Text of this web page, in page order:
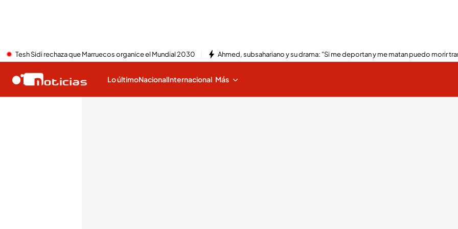
Tesh Sidi rechaza que Marruecos organice el Mundial 2030 Ahmed, subsahariano y su drama: "Si me deportan y me matan puedo morir
Lo últimoNacionalInternacional Más